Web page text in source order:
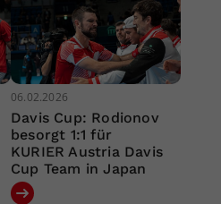
06.02.2026
Davis Cup: Rodionov
besorgt 1:1 für
KURIER Austria Davis
Cup Team in Japan